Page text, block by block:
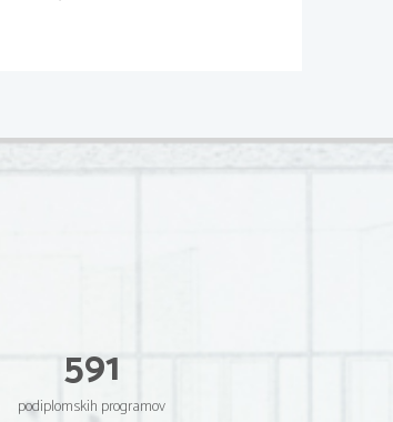
591
podiplomskih programov